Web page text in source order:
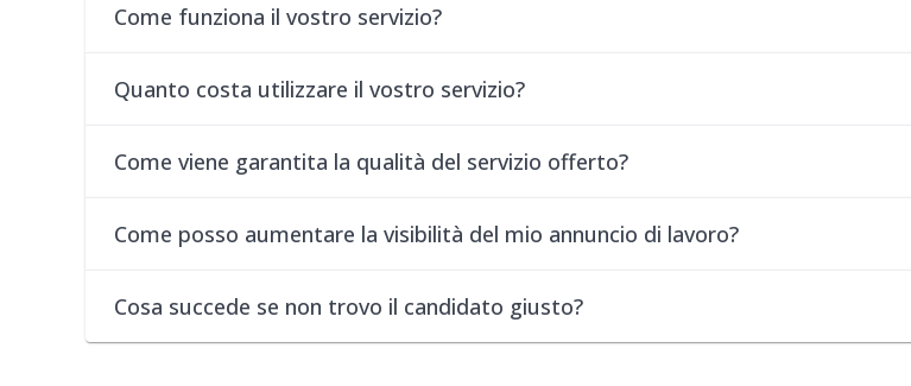
Come funziona il vostro servizio?
Quanto costa utilizzare il vostro servizio?
Come viene garantita la qualità del servizio offerto?
Come posso aumentare la visibilità del mio annuncio di lavoro?
Cosa succede se non trovo il candidato giusto?